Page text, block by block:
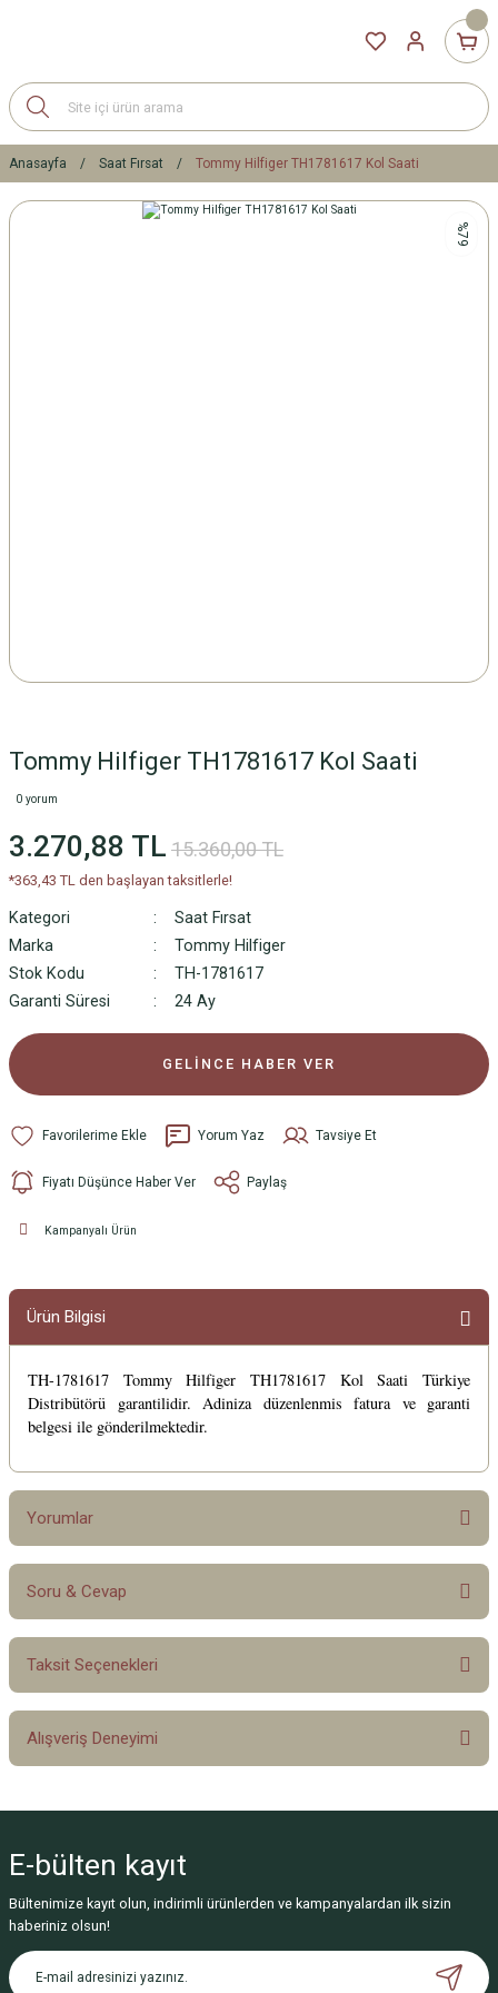
Anasayfa Saat Fırsat Tommy Hilfiger TH1781617 Kol Saati
%79
Tommy Hilfiger TH1781617 Kol Saati
0 yorum
3.270,88 TL 15.360,00 TL
*363,43 TL den başlayan taksitlerle!
Kategori
Saat Fırsat
Marka
Tommy Hilfiger
Stok Kodu
TH-1781617
Garanti Süresi
24 Ay
GELİNCE HABER VER
Yorum Yaz Tavsiye Et
Fiyatı Düşünce Haber Ver Paylaş
Kampanyalı Ürün
Ürün Bilgisi
TH-1781617 Tommy Hilfiger TH1781617 Kol Saati Türkiye
Distribütörü garantilidir. Adiniza düzenlenmis fatura ve garanti
belgesi ile gönderilmektedir.
Yorumlar
Bu ürüne ilk yorumu siz yapın!
Soru & Cevap
Ürün hakkında henüz soru sorulmamış.
Taksit Seçenekleri
Alışveriş Deneyimi
Deneyimini Paylaş
E-bülten kayıt
Bültenimize kayıt olun, indirimli ürünlerden ve kampanyalardan ilk sizin
haberiniz olsun!